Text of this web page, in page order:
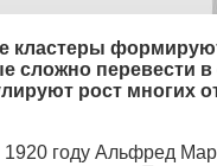
кластеры
сложно перевести
рост многих
1920 году Альфред